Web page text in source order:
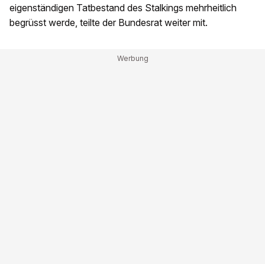
eigenständigen Tatbestand des Stalkings mehrheitlich
begrüsst werde, teilte der Bundesrat weiter mit.